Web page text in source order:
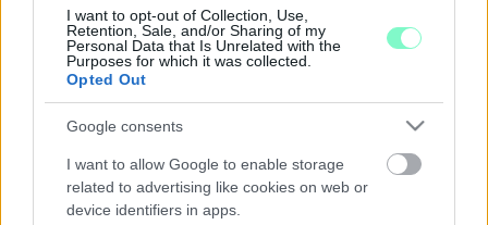
I want to opt-out of Collection, Use,
Retention, Sale, and/or Sharing of my
Personal Data that Is Unrelated with the
Purposes for which it was collected.
Opted Out
Google consents
I want to allow Google to enable storage
related to advertising like cookies on web or
device identifiers in apps.
Donáth Anna és két másik képviselő javaslatára a Renew Europe
frakció felszólítja az Európai Parlamentet a testület
létrehozására.
PÉTERFY BORI AZ UGYTUDJUKNAK: A
FÜGGETLEN SZÍNHÁZI VILÁGBÓL
GYAKORLATILAG KIVETTÉK AZ ÖSSZES PÉNZT
2022. január. 06. 17:27
A színész-énekesnővel győri koncertje előtt beszélgettünk.
A LENGYELEK IS BUDAPESTEN VÁSÁROLTÁK A